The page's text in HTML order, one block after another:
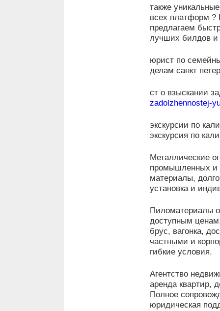
также
всех платформ ?
предлагаем
лучших билдов и
юрист по
делам санкт
ст о взыскании
zadolzhennostej-
экскурсии по
экскурсия по
Металлические
промышленных и
материалы,
установка и
Пиломатериалы
доступным
брус, вагонка,
частными и
гибкие условия.
Агентство
аренда квартир,
Полное
юридическая